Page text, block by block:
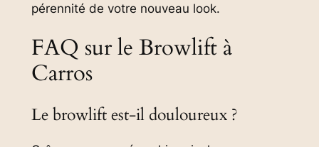
pérennité de votre nouveau look.
FAQ sur le Browlift à
Carros
Le browlift est-il douloureux ?